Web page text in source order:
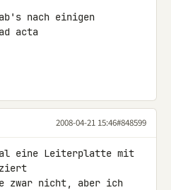
nach einigen
acta
2008-04-21 15:46#848599
eine Leiterplatte mit
zwar nicht, aber ich